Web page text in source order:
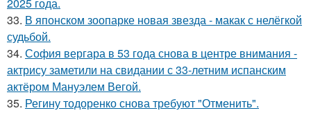
33. В японском зоопарке новая звезда - макак с нелёгкой
судьбой.
34. София вергара в 53 года снова в центре внимания -
актрису заметили на свидании с 33-летним испанским
актёром Мануэлем Вегой.
35. Регину тодоренко снова требуют "Отменить".